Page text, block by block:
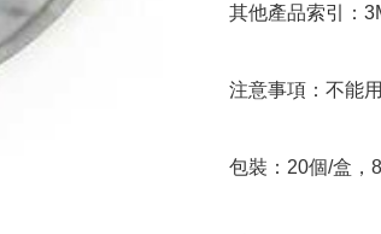
其他產品索引：
注意事項：不能
包裝：20個/盒，